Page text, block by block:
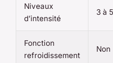
Niveaux
d’intensité
3 à 5
Fonction
refroidissement
Non